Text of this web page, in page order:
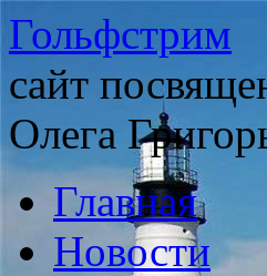
Гольфстрим
сайт
Олега
Главная
Новости